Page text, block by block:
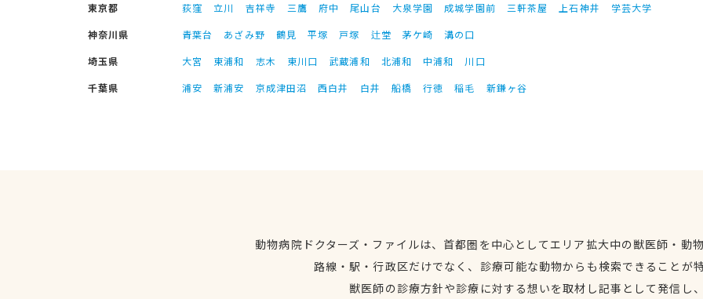
東京都 荻窪 立川 吉祥寺 三鷹 府中 尾山台 大泉学園 成城学園前 三軒茶屋 上石神井
学芸大学
神奈川県
青葉台 あざみ野 鶴見 平塚 戸塚 辻堂 茅ケ崎
溝の口
埼玉県
大宮 東浦和 志木 東川口 武蔵浦和 北浦和 中浦和
川口
千葉県
浦安 新浦安 京成津田沼 西白井 白井 船橋 行徳 稲毛 新鎌ヶ谷
動物病院ドクターズ・ファイルは、首都圏を中心としてエリア拡大中の獣医師・動
路線・駅・行政区だけでなく、診療可能な動物からも検索できることが
獣医師の診療方針や診療に対する想いを取材し記事として発信し